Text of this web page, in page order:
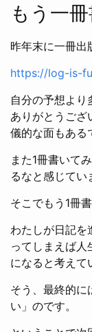
もう一冊
昨年末に一冊出
https://log-is-
自分の予想より
ありがとうござ
儀的な面もある
また1冊書いて
るなと感じてい
そこでもう1冊
わたしが日記を
ってしまえば人
になると考えて
そう、最終的に
い」のです。